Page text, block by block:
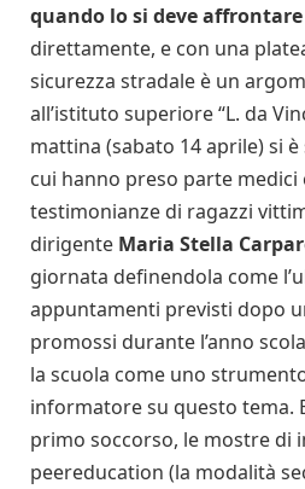
quando lo si deve
direttamente, e con una
sicurezza stradale è un
all’istituto superiore “L. da
mattina (sabato 14 aprile) si
cui hanno preso parte medici
testimonianze di ragazzi
dirigente Maria Stella
giornata definendola come
appuntamenti previsti dopo
promossi durante l’anno
la scuola come uno
informatore su questo tema.
primo soccorso, le mostre di
peereducation (la modalità